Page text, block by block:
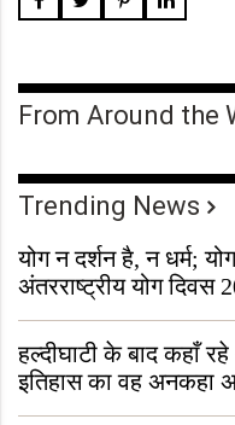
From Around the
Trending News
योग न दर्शन है, न धर्म;
अंतरराष्ट्रीय योग दिवस
हल्दीघाटी के बाद कहाँ
इतिहास का वह अनकहा
जीवित है